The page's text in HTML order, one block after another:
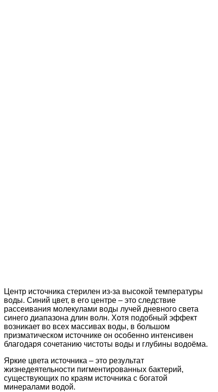
Центр источника стерилен из-за высокой температуры
воды. Синий цвет, в его центре – это следствие
рассеивания молекулами воды лучей дневного света
синего диапазона длин волн. Хотя подобный эффект
возникает во всех массивах воды, в большом
призматическом источнике он особенно интенсивен
благодаря сочетанию чистоты воды и глубины водоёма.
Яркие цвета источника – это результат
жизнедеятельности пигментированных бактерий,
существующих по краям источника с богатой
минералами водой.